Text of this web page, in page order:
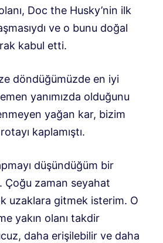
Doc the Husky’nin ilk
ve o bunu doğal
kabul etti.
döndüğümüzde en iyi
yanımızda olduğunu
yağan kar, bizim
kaplamıştı.
düşündüğüm bir
Çoğu zaman seyahat
uzaklara gitmek isterim. O
yakın olanı takdir
daha erişilebilir ve daha